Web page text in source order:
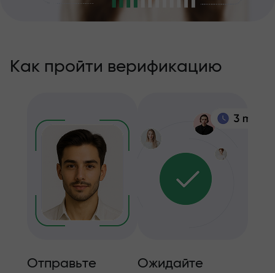
Как пройти верификацию
Отправьте
Ожидайте